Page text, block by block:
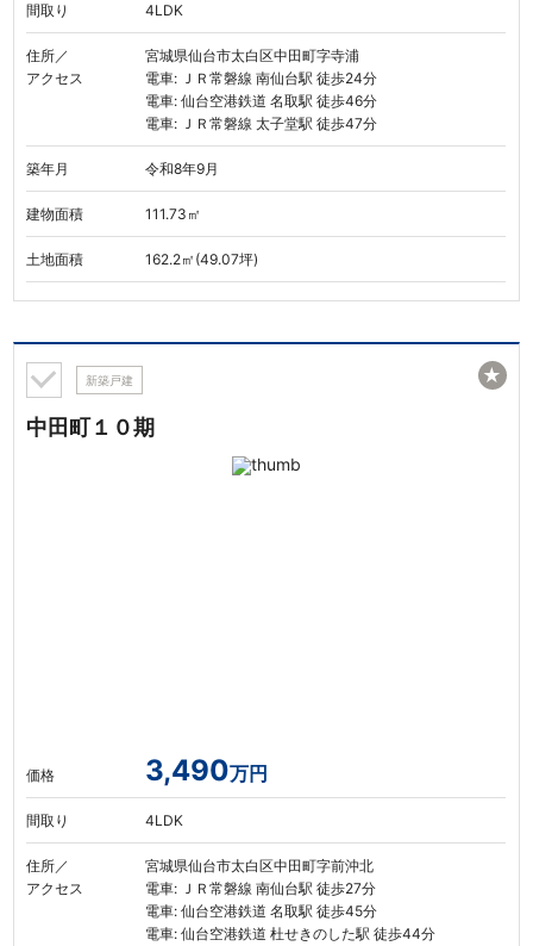
間取り 4LDK
住所／
アクセス
宮城県仙台市太白区中田町字寺浦
電車: ＪＲ常磐線 南仙台駅 徒歩24分
電車: 仙台空港鉄道 名取駅 徒歩46分
電車: ＪＲ常磐線 太子堂駅 徒歩47分
築年月 令和8年9月
建物面積 111.73㎡
土地面積 162.2㎡(49.07坪)
新築戸建
中田町１０期
価格 3,490万円
間取り 4LDK
住所／
アクセス
宮城県仙台市太白区中田町字前沖北
電車: ＪＲ常磐線 南仙台駅 徒歩27分
電車: 仙台空港鉄道 名取駅 徒歩45分
電車: 仙台空港鉄道 杜せきのした駅 徒歩44分
★